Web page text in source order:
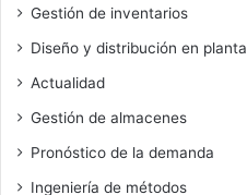
Gestión de inventarios
Diseño y distribución en planta
Actualidad
Gestión de almacenes
Pronóstico de la demanda
Ingeniería de métodos